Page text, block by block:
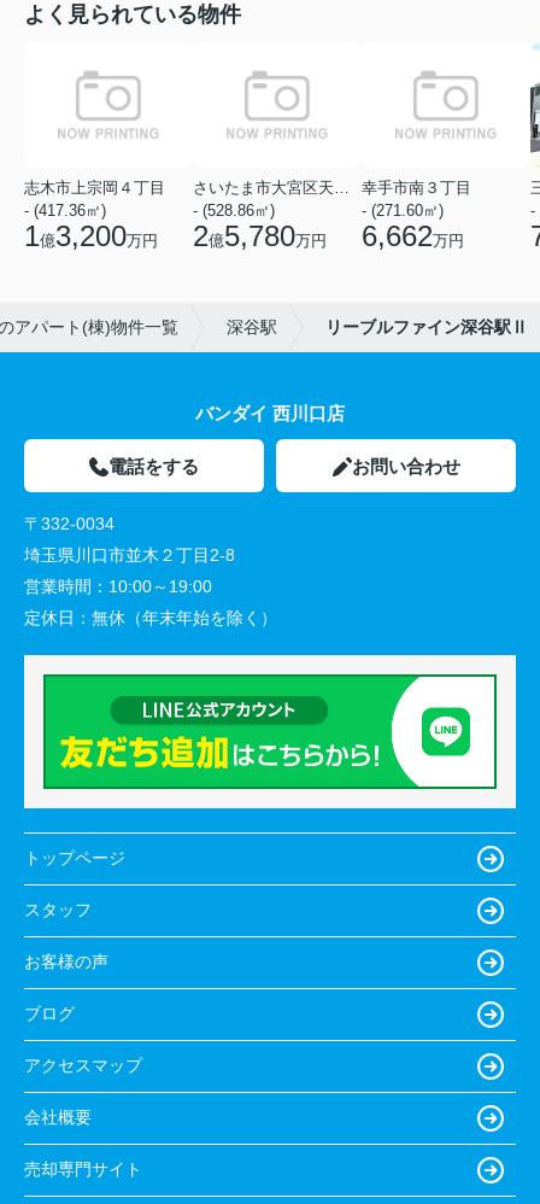
よく見られている物件
志木市上宗岡４丁目
- (417.36㎡)
1億3,200万円
- (528.86㎡)
2億5,780万円
幸手市南３丁目
- (271.60㎡)
6,662万円
-
アパート(棟)物件一覧 深谷駅 リーブルファイン深谷駅Ⅱ
バンダイ 西川口店
電話をする お問い合わせ
〒332-0034
埼玉県川口市並木２丁目2-8
営業時間： 10:00～19:00
定休日： 無休（年末年始を除く）
トップページ
スタッフ
お客様の声
ブログ
アクセスマップ
会社概要
売却専門サイト